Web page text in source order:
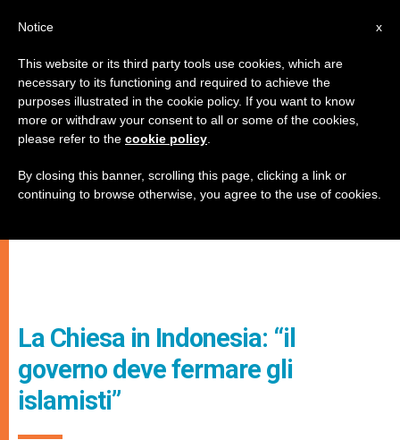
La Chiesa in Indonesia: “il
governo deve fermare gli
islamisti”
x
Notice
This website or its third party tools use cookies, which are
necessary to its functioning and required to achieve the
purposes illustrated in the cookie policy. If you want to know
more or withdraw your consent to all or some of the cookies,
please refer to the cookie policy
By closing this banner, scrolling this page, clicking a link or
continuing to browse otherwise, you agree to the use of cookies.